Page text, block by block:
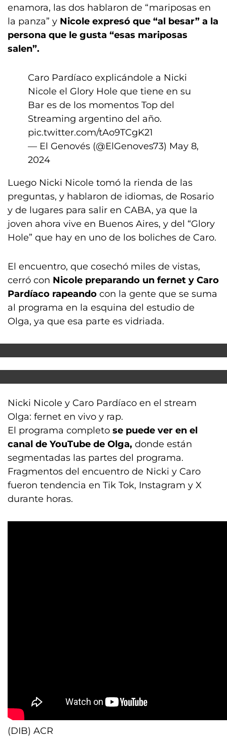
enamora, las dos hablaron de “mariposas en
la panza” y Nicole expresó que “al besar” a la
persona que le gusta “esas mariposas
salen”.
Caro Pardíaco explicándole a Nicki
Nicole el Glory Hole que tiene en su
Bar es de los momentos Top del
Streaming argentino del año.
pic.twitter.com/tAo9TCgK21
— El Genovés (@ElGenoves73) May 8,
2024
Luego Nicki Nicole tomó la rienda de las
preguntas, y hablaron de idiomas, de Rosario
y de lugares para salir en CABA, ya que la
joven ahora vive en Buenos Aires, y del “Glory
Hole” que hay en uno de los boliches de Caro.
El encuentro, que cosechó miles de vistas,
cerró con Nicole preparando un fernet y Caro
Pardíaco rapeando con la gente que se suma
al programa en la esquina del estudio de
Olga, ya que esa parte es vidriada.
Nicki Nicole y Caro Pardíaco en el stream
Olga: fernet en vivo y rap.
El programa completo se puede ver en el
canal de YouTube de Olga, donde están
segmentadas las partes del programa.
Fragmentos del encuentro de Nicki y Caro
fueron tendencia en Tik Tok, Instagram y X
durante horas.
(DIB) ACR